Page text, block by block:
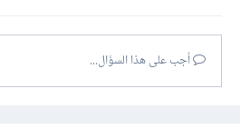
أجب على هذا السؤال...